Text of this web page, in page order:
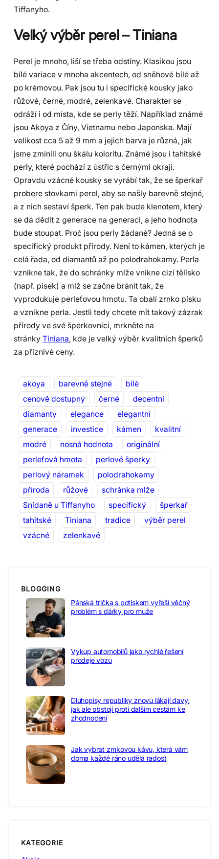
Tiffanyho.
Velký výběr perel – Tiniana
Perel je mnoho, liší se třeba odstíny. Klasikou jsou
bílé variace v mnoha akcentech, od sněhové bílé až
po krémovou. Pak jsou tu i specifické kousky jako
růžové, černé, modré, zelenkavé. Charakter se
odráží i od místa, kde se perly těží. Například známé
jsou Akoya z Číny, Vietnamu nebo Japonska. Mají
velikost cca 5 až 9 mm a jejich barva je různá, jak
jsme zmínili onu škálu koloritu. Známé jsou i tahitské
perly, které pochází z ústřic s černými okraji.
Opravdu vzácné kousky se vyrábí tak, že se šperkař
probere stovkami perel, aby se našly barevně stejné,
a z nich sestaví šperk. Ten pak bude klenotem, který
se dá dědit z generace na generaci, a jeho hodnota
bude stoupat. Proč jsou perly žádané? Jedná se o
specifický produkt přírody. Není to kámen, kterých je
celá řada, od diamantů až po polodrahokamy. Perla
vznikne tak, že do schránky mlže vnikne cizí tělísko
(např. písek) a mlž se začne bránit tak, že
vyprodukuje perleťovou hmotu. Ta obalí zrnko písku
a vznikne perla. Jestli tedy chcete mít takový zázrak
přírody ve své šperkovnici, mrkněte na
stránky Tiniana, kde je velký výběr kvalitních šperků
za příznivé ceny.
akoya barevně stejné
bílé
cenově dostupný
černé
decentní
diamanty
elegance
elegantní
generace
investice kámen
kvalitní
modré
nosná hodnota
originální
perleťová hmota
perlové šperky
perlový náramek
polodrahokamy
příroda
růžové
schránka mlže
Snídaně u Tiffanyho
specifický
šperkař
tahitské
Tiniana tradice
výběr perel
vzácné
zelenkavé
BLOGGING
Pánská trička s potiskem vyřeší věčný
problém s dárky pro muže
Výkup automobilů jako rychlé řešení
prodeje vozu
Dluhopisy republiky znovu lákají davy,
jak ale obstojí proti dalším cestám ke
zhodnocení
Jak vybrat zrnkovou kávu, která vám
doma každé ráno udělá radost
KATEGORIE